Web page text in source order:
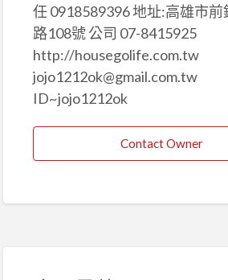
任 0918589396 地址:高雄市前
路108號 公司 07-8415925
http://housegolife.com.tw
jojo1212ok@gmail.com.tw
ID~jojo1212ok
Contact Owner